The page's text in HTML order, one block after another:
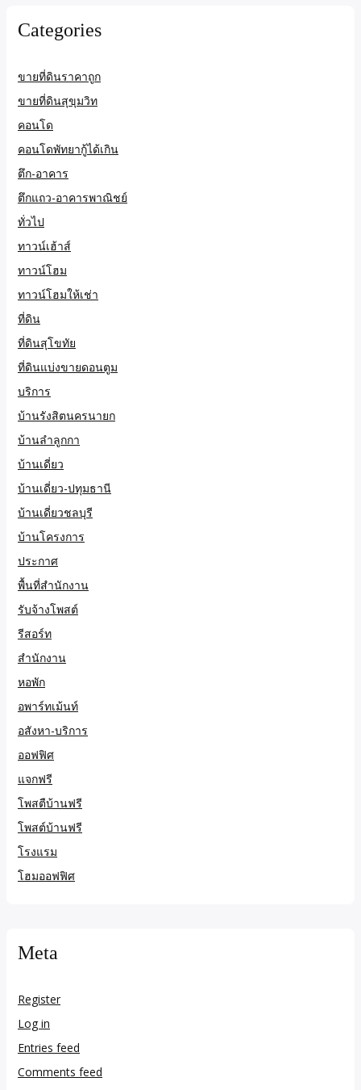
Categories
ขายที่ดินราคาถูก
ขายที่ดินสุขุมวิท
คอนโด
คอนโดพัทยากู้ได้เกิน
ตึก-อาคาร
ตึกแถว-อาคารพาณิชย์
ทั่วไป
ทาวน์เฮ้าส์
ทาวน์โฮม
ทาวน์โฮมให้เช่า
ที่ดิน
ที่ดินสุโขทัย
ที่ดินแบ่งขายดอนตูม
บริการ
บ้านรังสิตนครนายก
บ้านลำลูกกา
บ้านเดี่ยว
บ้านเดี่ยว-ปทุมธานี
บ้านเดี่ยวชลบุรี
บ้านโครงการ
ประกาศ
พื้นที่สำนักงาน
รับจ้างโพสต์
รีสอร์ท
สำนักงาน
หอพัก
อพาร์ทเม้นท์
อสังหา-บริการ
ออฟฟิศ
แจกฟรี
โพสตืบ้านฟรี
โพสต์บ้านฟรี
โรงแรม
โฮมออฟฟิศ
Meta
Register
Log in
Entries feed
Comments feed